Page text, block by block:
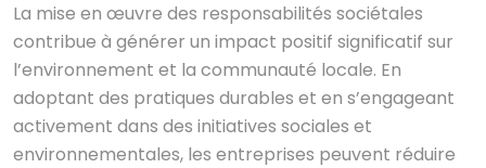
La mise en œuvre des responsabilités sociétales
contribue à générer un impact positif significatif sur
l’environnement et la communauté locale. En
adoptant des pratiques durables et en s’engageant
activement dans des initiatives sociales et
environnementales, les entreprises peuvent réduire